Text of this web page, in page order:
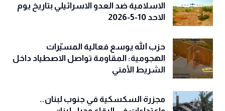
الاسلامية ضد العدو الاسرائيلي بتاريخ يوم
الاحد 10-5-2026
حزب الله يوسع فعالية المسيّرات
الهجومية: المقاومة تواصل الاصطياد داخل
الشريط الأمني
مجزرة السكسكية في جنوب لبنان..